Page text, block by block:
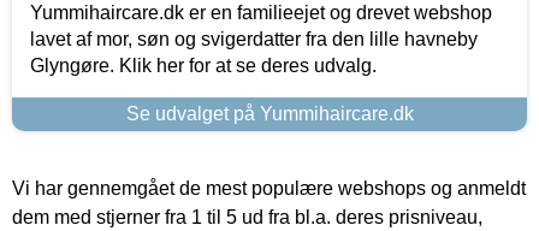
Yummihaircare.dk er en familieejet og drevet webshop
lavet af mor, søn og svigerdatter fra den lille havneby
Glyngøre. Klik her for at se deres udvalg.
Se udvalget på Yummihaircare.dk
Vi har gennemgået de mest populære webshops og anmeldt
dem med stjerner fra 1 til 5 ud fra bl.a. deres prisniveau,